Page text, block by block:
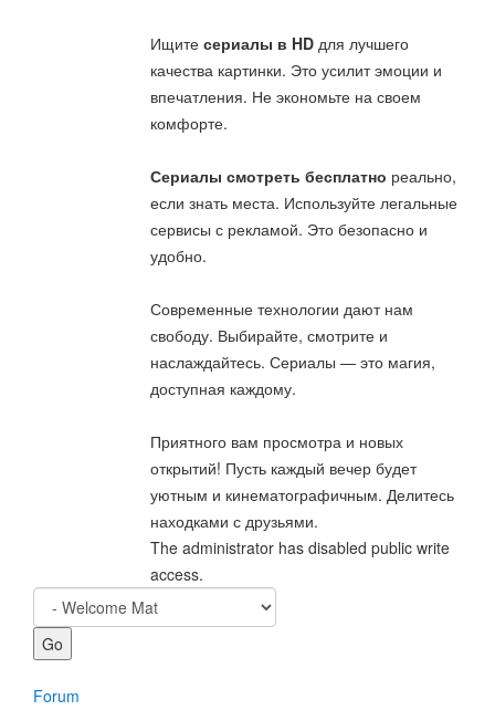
Ищите сериалы в HD для лучшего
качества картинки. Это усилит эмоции и
впечатления. Не экономьте на своем
комфорте.
Сериалы смотреть бесплатно реально,
если знать места. Используйте легальные
сервисы с рекламой. Это безопасно и
удобно.
Современные технологии дают нам
свободу. Выбирайте, смотрите и
наслаждайтесь. Сериалы — это магия,
доступная каждому.
Приятного вам просмотра и новых
открытий! Пусть каждый вечер будет
уютным и кинематографичным. Делитесь
находками с друзьями.
The administrator has disabled public write
access.
Forum